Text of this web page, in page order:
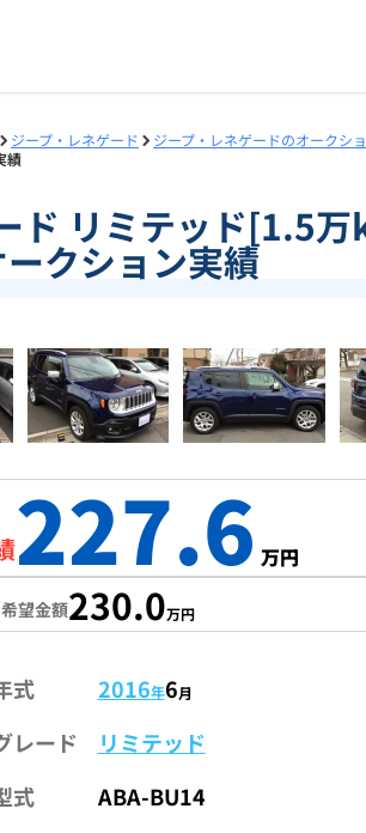
ジープ・レネゲード
ジープ・レネゲードのオークシ
績
ド リミテッド[1.5
クション実績
227.6 万円
希望金額230.0万円
式 2016年6月
レード
リミテッド
式
ABA-BU14